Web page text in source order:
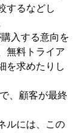
するなどし
入する意向を
無料トライア
を求めたりし
、顧客が最終
ルには、この